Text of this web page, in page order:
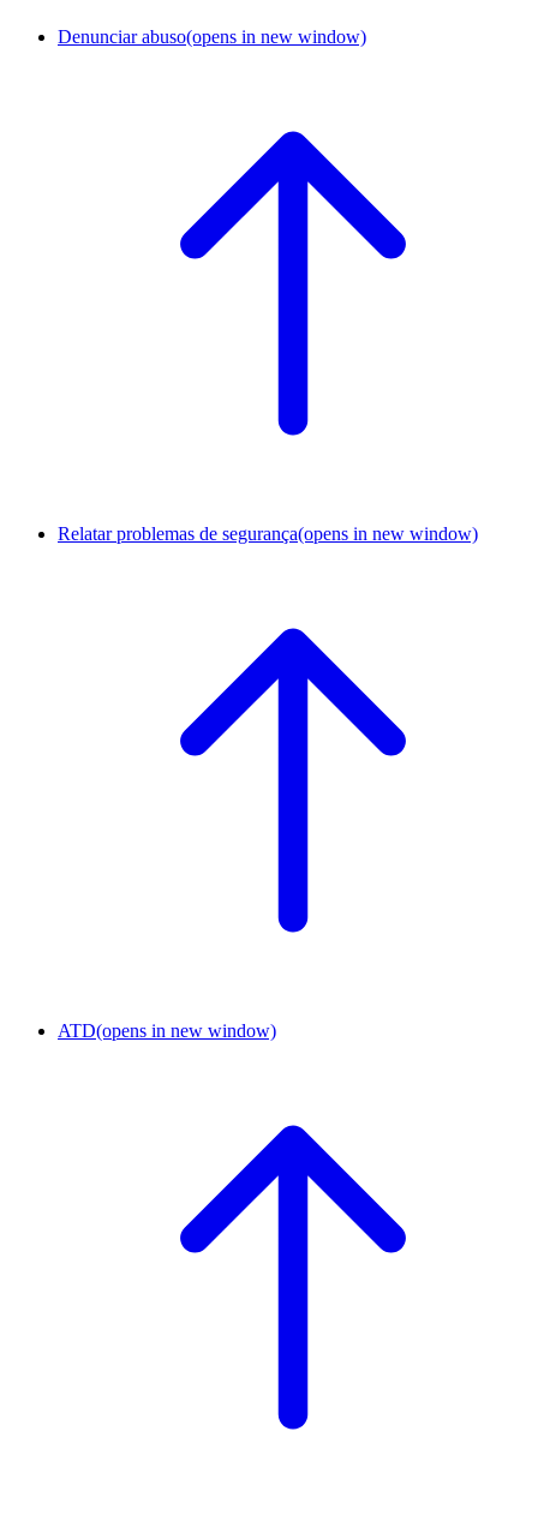
Denunciar abuso(opens in new window)
Relatar problemas de segurança(opens in new window)
ATD(opens in new window)